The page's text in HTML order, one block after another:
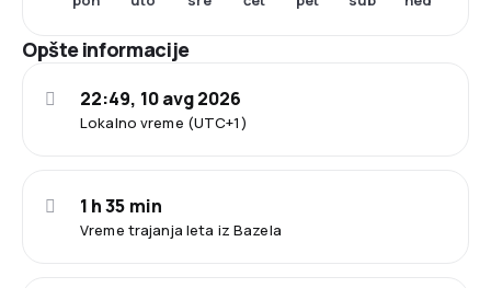
Opšte informacije
Lokalno vreme (UTC+1)
22:49, 10 avg 2026
Vreme trajanja leta iz Bazela
1 h 35 min